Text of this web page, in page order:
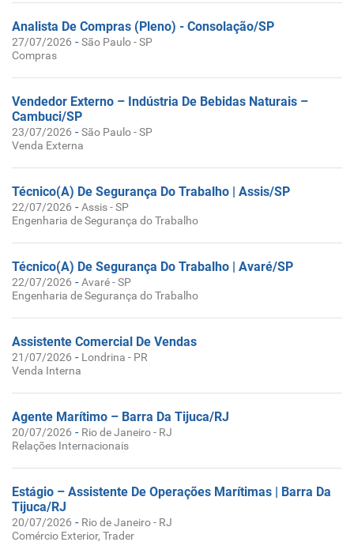
Analista De Compras (Pleno) - Consolação/SP
27/07/2026 -São Paulo - SP
Compras
Vendedor Externo – Indústria De Bebidas Naturais –
Cambuci/SP
23/07/2026 -São Paulo - SP
Venda Externa
Técnico(A) De Segurança Do Trabalho | Assis/SP
22/07/2026 -Assis - SP
Engenharia de Segurança do Trabalho
Técnico(A) De Segurança Do Trabalho | Avaré/SP
22/07/2026 -Avaré - SP
Engenharia de Segurança do Trabalho
Assistente Comercial De Vendas
21/07/2026 - Londrina - PR
Venda Interna
Agente Marítimo – Barra Da Tijuca/RJ
20/07/2026 - Rio de Janeiro - RJ
Relações Internacionais
Estágio – Assistente De Operações Marítimas | Barra Da
Tijuca/RJ
20/07/2026 - Rio de Janeiro - RJ
Comércio Exterior, Trader